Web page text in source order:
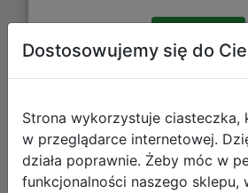
Dostosowujemy się do
Strona wykorzystuje ciasteczka,
w przeglądarce internetowej.
działa poprawnie. Żeby móc w
funkcjonalności naszego sklepu,